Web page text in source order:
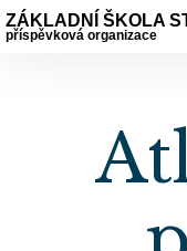
ZÁKLADNÍ ŠKOLA
příspěvková organizace